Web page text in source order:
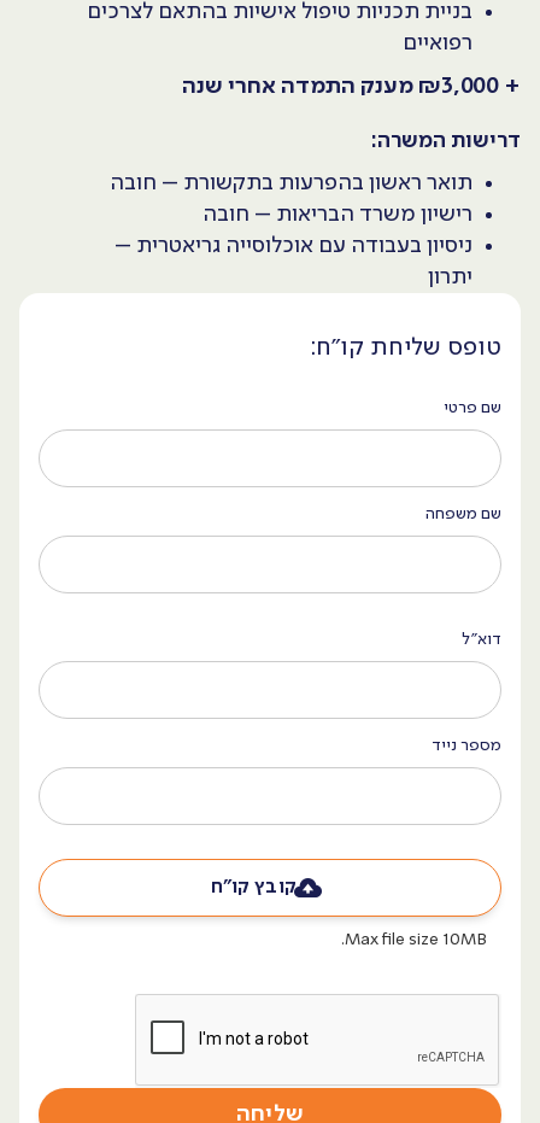
בניית תכניות טיפול אישיות בהתאם לצרכים
רפואיים
+ ₪3,000 מענק התמדה אחרי שנה
דרישות המשרה:
תואר ראשון בהפרעות בתקשורת – חובה
רישיון משרד הבריאות – חובה
ניסיון בעבודה עם אוכלוסייה גריאטרית –
יתרון
טופס שליחת קו״ח:
שם פרטי
שם משפחה
דוא״ל
מספר נייד
קובץ קו״ח
Max file size 10MB.